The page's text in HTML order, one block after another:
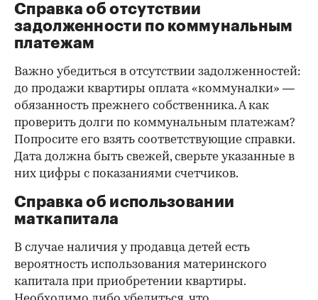
Справка об отсутствии
задолженности по коммунальным
платежам
Важно убедиться в отсутствии задолженностей:
до продажи квартиры оплата «коммуналки» —
обязанность прежнего собственника. А как
проверить долги по коммунальным платежам?
Попросите его взять соответствующие справки.
Дата должна быть свежей, сверьте указанные в
них цифры с показаниями счетчиков.
Справка об использовании
маткапитала
В случае наличия у продавца детей есть
вероятность использования материнского
капитала при приобретении квартиры.